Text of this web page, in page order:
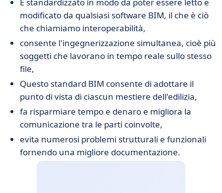
modificato da qualsiasi software BIM, il che è ciò
che chiamiamo interoperabilità,
consente l'ingegnerizzazione simultanea, cioè più
soggetti che lavorano in tempo reale sullo stesso
file,
Questo standard BIM consente di adottare il
punto di vista di ciascun mestiere dell'edilizia,
fa risparmiare tempo e denaro e migliora la
comunicazione tra le parti coinvolte,
evita numerosi problemi strutturali e funzionali
fornendo una migliore documentazione.